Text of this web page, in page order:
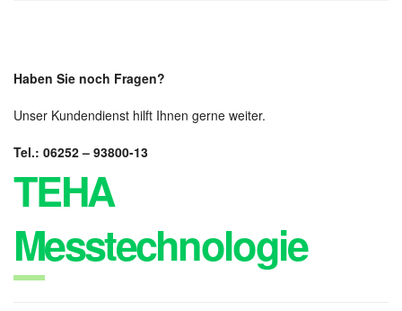
Haben Sie noch Fragen?
Unser Kundendienst hilft Ihnen gerne weiter.
Tel.: 06252 – 93800-13
TEHA
Messtechnologie